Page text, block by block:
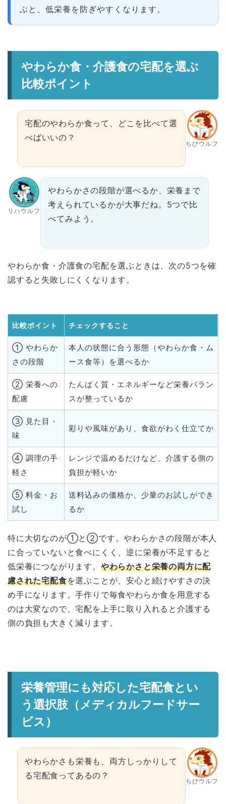
ぶと、低栄養を防ぎやすくなります。
やわらか食・介護食の宅配を選ぶ
比較ポイント
ちびウルフ
宅配のやわらか食って、どこを比べて選
べばいいの？
リハウルフ
やわらかさの段階が選べるか、栄養まで
考えられているかが大事だね。5つで比
べてみよう。
やわらか食・介護食の宅配を選ぶときは、次の5つを確
認すると失敗しにくくなります。
比較ポイント チェックすること
① やわらか
さの段階
本人の状態に合う形態（やわらか食・ム
ース食等）を選べるか
② 栄養への
配慮
たんぱく質・エネルギーなど栄養バラン
スが整っているか
③ 見た目・
味
彩りや風味があり、食欲がわく仕立てか
④ 調理の手
軽さ
レンジで温めるだけなど、介護する側の
負担が軽いか
⑤ 料金・お
試し
送料込みの価格か、少量のお試しができ
るか
特に大切なのが①と②です。やわらかさの段階が本人
に合っていないと食べにくく、逆に栄養が不足すると
低栄養につながります。 やわらかさと栄養の両方に配
慮された宅配食を選ぶことが、安心と続けやすさの決
め手になります。手作りで毎食やわらか食を用意する
のは大変なので、宅配を上手に取り入れると介護する
側の負担も大きく減ります。
栄養管理にも対応した宅配食とい
う選択肢（メディカルフードサー
ビス）
ちびウルフ
やわらかさも栄養も、両方しっかりして
る宅配食ってあるの？